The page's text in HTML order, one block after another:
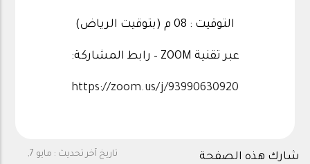
التوقيت : 08 م (بتوقيت الرياض)
عبر تقنية ZOOM – رابط المشاركة:
https://zoom.us/j/93990630920
تاريخ آخر تحديث :
مايو 7,
شارك هذه الصفحة